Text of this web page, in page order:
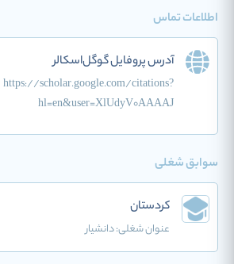
اطلاعات تماس
آدرس پروفایل گوگل‌اسکالر
https://scholar.google.com/citations?
hl=en&user=XlUdyV0AAAAJ
سوابق شغلی
کردستان
عنوان شغلی:دانشیار